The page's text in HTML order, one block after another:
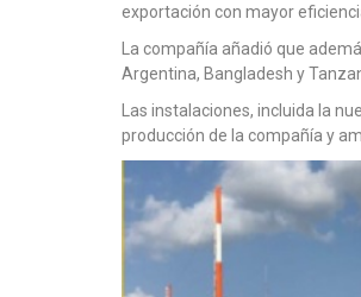
exportación con mayor
La compañía añadió que
Argentina, Bangladesh y
Las instalaciones, incluida la
producción de la compañía y